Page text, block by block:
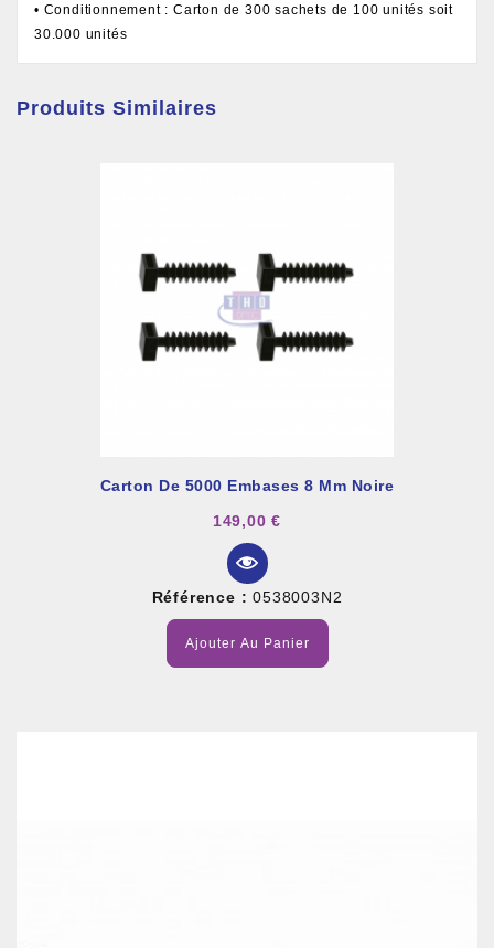
• Conditionnement : Carton de 300 sachets de 100 unités soit
30.000 unités
Produits Similaires
Carton De 5000 Embases 8 Mm Noire
149,00 €
Référence : 0538003N2
Ajouter Au Panier